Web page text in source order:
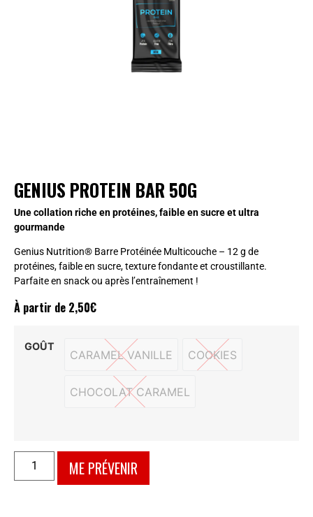
GENIUS PROTEIN BAR 50G
Une collation riche en protéines, faible en sucre et ultra
gourmande
Genius Nutrition® Barre Protéinée Multicouche – 12 g de
protéines, faible en sucre, texture fondante et croustillante.
Parfaite en snack ou après l’entraînement !
À partir de 2,50€
GOÛT
CARAMEL VANILLE
CARAMEL VANILLE
COOKIES
COOKIES
CHOCOLAT CARAMEL
CHOCOLAT CARAMEL
ME PRÉVENIR